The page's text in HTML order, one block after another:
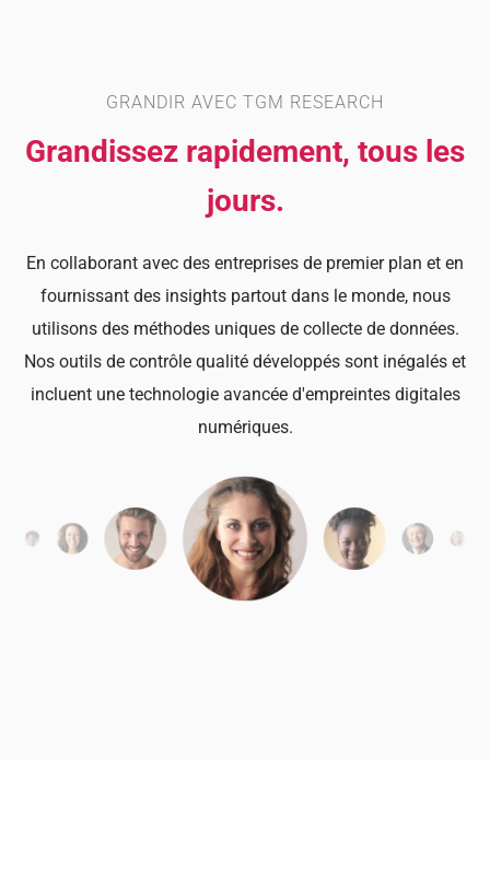
GRANDIR AVEC TGM RESEARCH
Grandissez rapidement, tous les
jours.
En collaborant avec des entreprises de premier plan et en
fournissant des insights partout dans le monde, nous
utilisons des méthodes uniques de collecte de données.
Nos outils de contrôle qualité développés sont inégalés et
incluent une technologie avancée d'empreintes digitales
numériques.